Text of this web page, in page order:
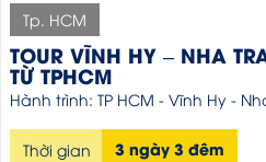
Tp. HCM
TOUR VĨNH HY – NHA
TỪ TPHCM
Hành trình: TP HCM - Vĩnh Hy -
Thời gian 3 ngày 3 đêm